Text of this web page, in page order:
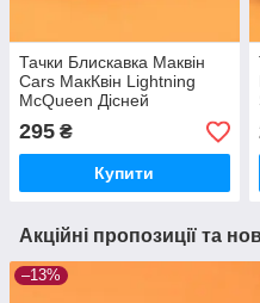
Тачки Блискавка Маквін
Cars МакКвін Lightning
McQueen Дісней
мультфільм Pixar металеві
машинки
295 ₴
Купити
Акційні пропозиції та
–13%